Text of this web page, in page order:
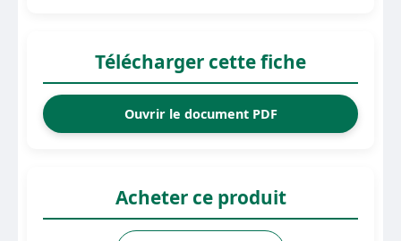
Télécharger cette fiche
Ouvrir le document PDF
Acheter ce produit